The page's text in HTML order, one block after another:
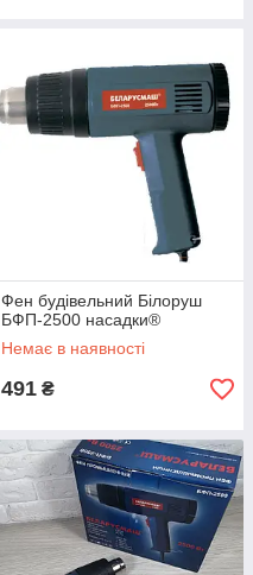
Фен будівельний Білоруш
БФП-2500 насадки®
Немає в наявності
491 ₴